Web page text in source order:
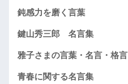
鈍感力を磨く言葉
鍵山秀三郎 名言集
雅子さまの言葉・名言・格言
青春に関する名言集